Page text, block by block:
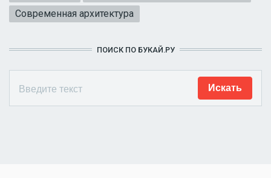
Современная архитектура
ПОИСК ПО БУКАЙ.РУ